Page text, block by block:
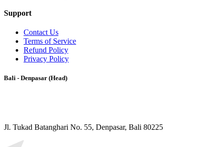
Support
Contact Us
Terms of Service
Refund Policy
Privacy Policy
Bali - Denpasar (Head)
Jl. Tukad Batanghari No. 55, Denpasar, Bali 80225